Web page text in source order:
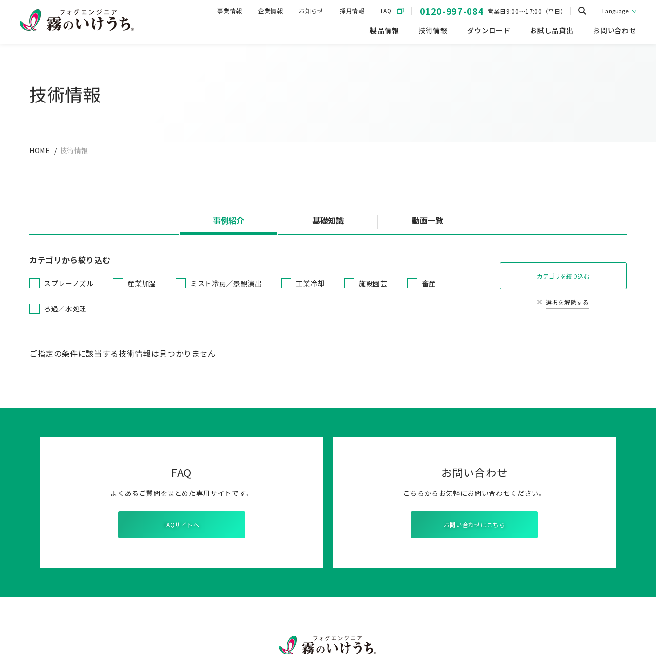
製品情報 技術情報 ダウンロード お試し品貸出 お問い合わせ
事業情報 企業情報 お知らせ 採用情報 FAQ 0120-997-084 営業日9:00～17:00（平日） Language
技術情報
HOME 技術情報
事例紹介 基礎知識 動画一覧
カテゴリから絞り込む
スプレーノズル 産業加湿 ミスト冷房／景観演出 工業冷却 施設園芸 畜産
ろ過／水処理
カテゴリを絞り込む
選択を解除する
ご指定の条件に該当する技術情報は見つかりません
FAQ
よくあるご質問をまとめた専用サイトです。
FAQサイトへ
お問い合わせ
こちらからお気軽にお問い合わせください。
お問い合わせはこちら